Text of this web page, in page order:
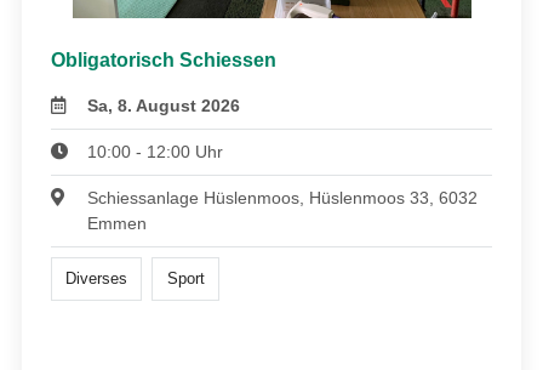
Obligatorisch Schiessen
Sa, 8. August 2026
10:00 - 12:00 Uhr
Schiessanlage Hüslenmoos, Hüslenmoos 33, 6032
Emmen
Diverses Sport